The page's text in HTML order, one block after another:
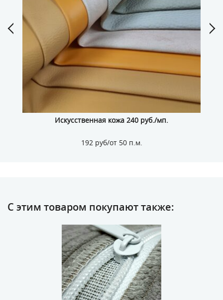
Искусственная кожа 240 руб./мп.
192 руб/от 50 п.м.
С этим товаром покупают также: